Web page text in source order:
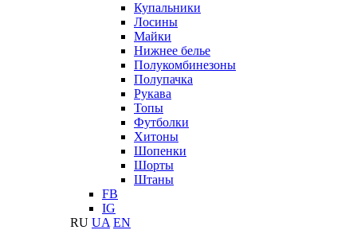
Купальники
Лосины
Майки
Нижнее белье
Полукомбинезоны
Полупачка
Рукава
Топы
Футболки
Хитоны
Шопенки
Шорты
Штаны
FB
IG
RU UA EN